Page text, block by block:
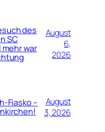
des
SC
mehr war
August
6,
2026
Fiasko –
August
3, 2026